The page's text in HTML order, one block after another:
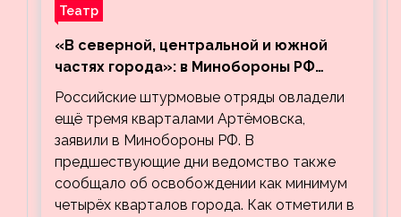
Театр
«В северной, центральной и южной
частях города»: в Минобороны РФ
заявили об освобождении ещё трёх
кварталов Артёмовска
Российские штурмовые отряды овладели
ещё тремя кварталами Артёмовска,
заявили в Минобороны РФ. В
предшествующие дни ведомство также
сообщало об освобождении как минимум
четырёх кварталов города. Как отметили в